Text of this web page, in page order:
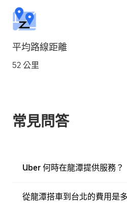
平均路線距離
52 公里
常見問答
Uber 何時在龍潭提供服務？
從龍潭搭車到台北的費用是